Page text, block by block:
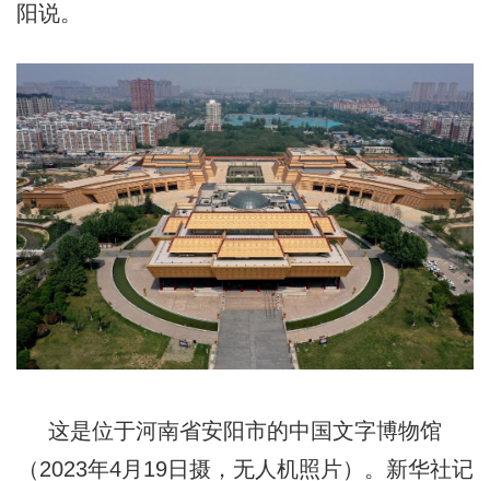
阳说。
这是位于河南省安阳市的中国文字博物馆
（2023年4月19日摄，无人机照片）。新华社记